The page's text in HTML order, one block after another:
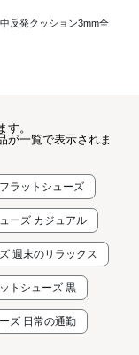
反発クッション3mm全
。
が一覧で表示されま
ラットシューズ
ーズ カジュアル
週末のリラックス
トシューズ 黒
ズ 日常の通勤